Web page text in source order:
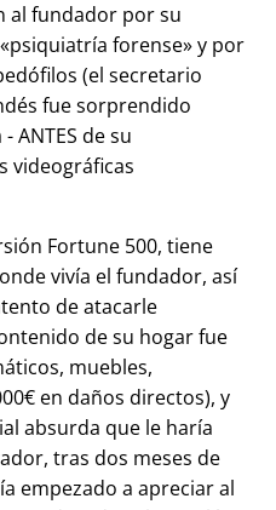
al fundador por su
psiquiatría forense y por
(el secretario
fue sorprendido
ANTES de su
videográficas
Fortune 500, tiene
vivía el fundador, así
de atacarle
de su hogar fue
muebles,
en daños directos), y
absurda que le haría
tras dos meses de
empezado a apreciar al